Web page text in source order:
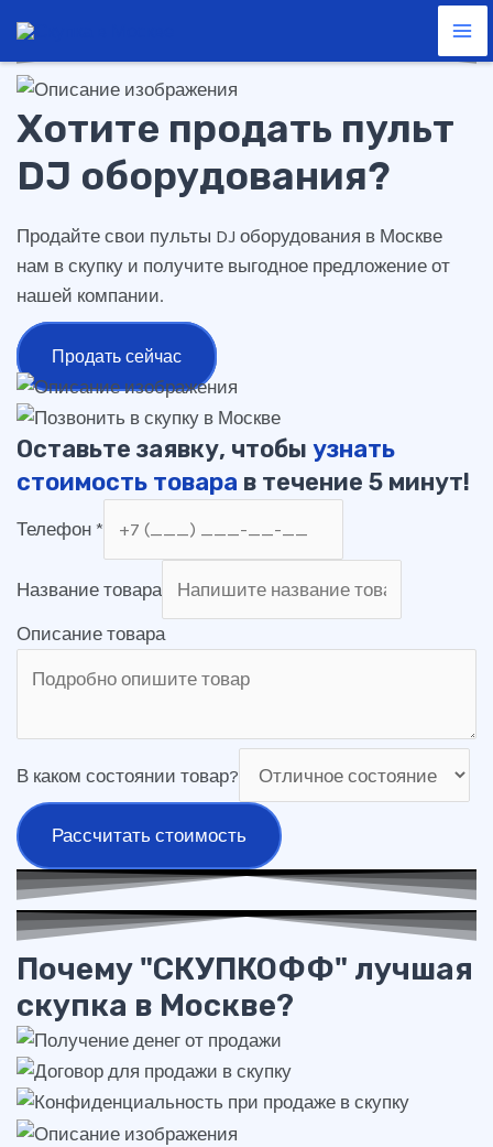
содержимому
пульт DJ оборудования
Хотите продать пульт
DJ оборудования?
Продайте свои пульты DJ оборудования в Москве
нам в скупку и получите выгодное предложение от
нашей компании.
Продать сейчас
Оставьте заявку, чтобы узнать
стоимость товара в течение 5 минут!
Телефон *
Название товара
Описание товара
В каком состоянии товар?
Рассчитать стоимость
Почему "СКУПКОФФ" лучшая
скупка в Москве?